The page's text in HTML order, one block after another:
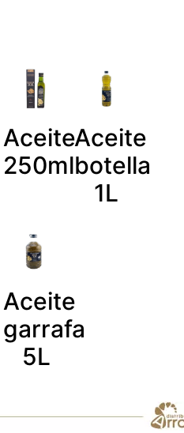
Aceite
250ml
Aceite
botella
1L
Aceite
garrafa
5L